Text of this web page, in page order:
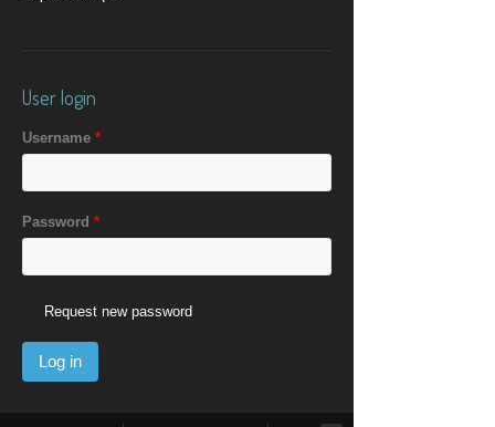
User login
Username *
Password *
Request new password